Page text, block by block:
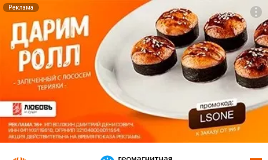
Реклама